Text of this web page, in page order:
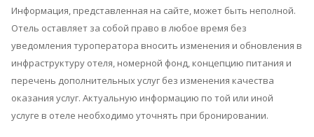
Информация, представленная на сайте, может быть неполной.
Отель оставляет за собой право в любое время без
уведомления туроператора вносить изменения и обновления в
инфраструктуру отеля, номерной фонд, концепцию питания и
перечень дополнительных услуг без изменения качества
оказания услуг. Актуальную информацию по той или иной
услуге в отеле необходимо уточнять при бронировании.